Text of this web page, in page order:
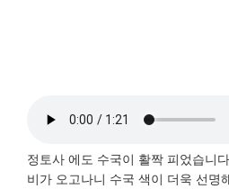
정토사 에도 수국이 활짝 피었습니
비가 오고나니 수국 색이 더욱 선명